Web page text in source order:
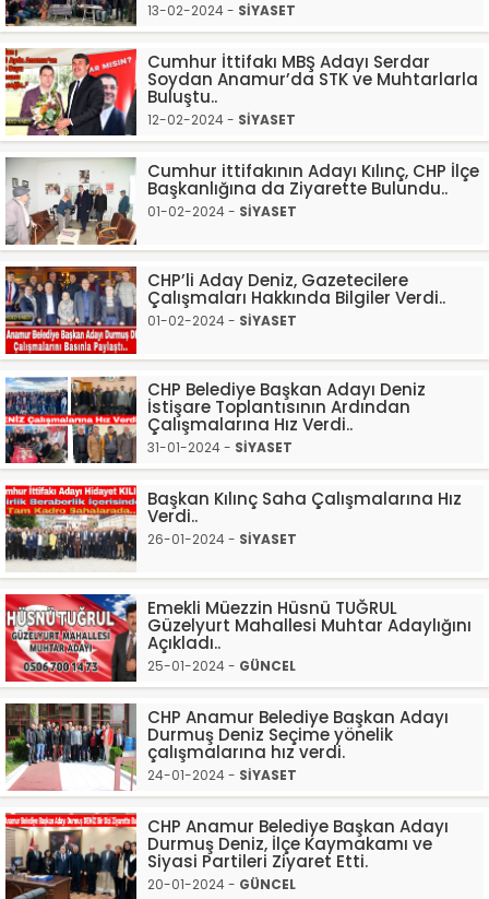
13-02-2024 - SİYASET
Cumhur İttifakı MBŞ Adayı Serdar
Soydan Anamur’da STK ve Muhtarlarla
Buluştu..
12-02-2024 - SİYASET
Cumhur ittifakının Adayı Kılınç, CHP İlçe
Başkanlığına da Ziyarette Bulundu..
01-02-2024 - SİYASET
CHP’li Aday Deniz, Gazetecilere
Çalışmaları Hakkında Bilgiler Verdi..
01-02-2024 - SİYASET
CHP Belediye Başkan Adayı Deniz
İstişare Toplantısının Ardından
Çalışmalarına Hız Verdi..
31-01-2024 - SİYASET
Başkan Kılınç Saha Çalışmalarına Hız
Verdi..
26-01-2024 - SİYASET
Emekli Müezzin Hüsnü TUĞRUL
Güzelyurt Mahallesi Muhtar Adaylığını
Açıkladı..
25-01-2024 - GÜNCEL
CHP Anamur Belediye Başkan Adayı
Durmuş Deniz Seçime yönelik
çalışmalarına hız verdi.
24-01-2024 - SİYASET
CHP Anamur Belediye Başkan Adayı
Durmuş Deniz, İlçe Kaymakamı ve
Siyasi Partileri Ziyaret Etti.
20-01-2024 - GÜNCEL